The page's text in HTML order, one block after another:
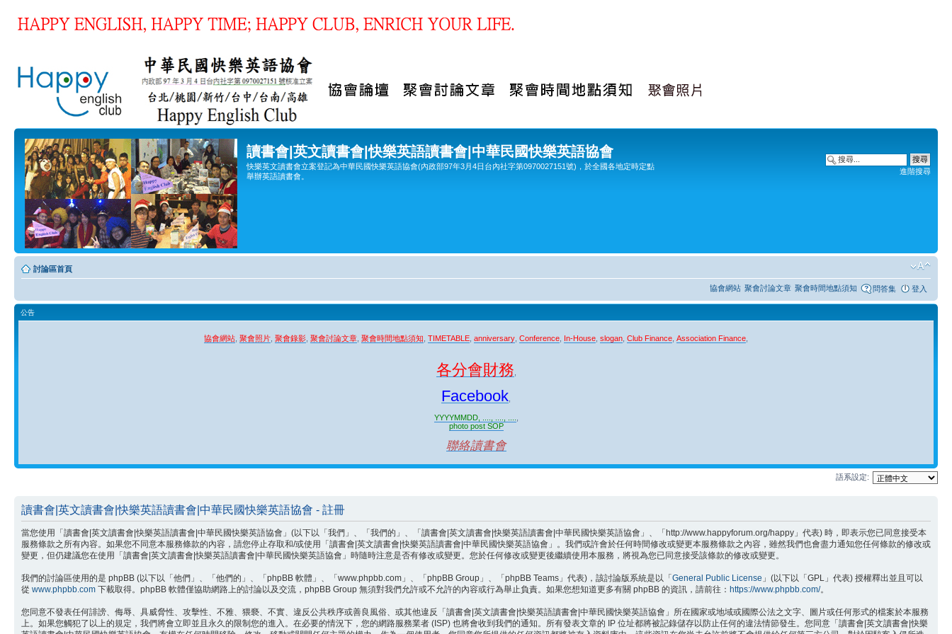
讀書會|英文讀書會|快樂英語讀書會|中華民國快樂英語協會
快樂英文讀書會立案登記為中華民國快樂英語協會(內政部97年3月4日台內社字第0970027151號)，於全國各地定時定點
舉辦英語讀書會。
進階搜尋
討論區首頁
協會網站 聚會討論文章 聚會時間地點須知 問答集 登入
公告
協會網站 聚會照片 聚會錄影 聚會討論文章 聚會時間地點須知 TIMETABLE anniversary Conference In-House slogan Club Finance Association Finance
各分會財務
Facebook
YYYYMMDD, ...., ...., ....
photo post SOP
聯絡讀書會
語系設定:
讀書會|英文讀書會|快樂英語讀書會|中華民國快樂英語協會 - 註冊
當您使用「讀書會|英文讀書會|快樂英語讀書會|中華民國快樂英語協會」(以下以「我們」、「我們的」、「讀書會|英文讀書會|快樂英語讀書會|中華民國快樂英語協會」、「http://www.happyforum.org/happy」代表) 時，即表示您已同意接受本
服務條款之所有內容。如果您不同意本服務條款的內容，請您停止存取和/或使用「讀書會|英文讀書會|快樂英語讀書會|中華民國快樂英語協會」。我們或許會於任何時間修改或變更本服務條款之內容，雖然我們也會盡力通知您任何條款的修改或
變更，但仍建議您在使用「讀書會|英文讀書會|快樂英語讀書會|中華民國快樂英語協會」時隨時注意是否有修改或變更。您於任何修改或變更後繼續使用本服務，將視為您已同意接受該條款的修改或變更。
我們的討論區使用的是 phpBB (以下以「他們」、「他們的」、「phpBB 軟體」、「www.phpbb.com」、「phpBB Group」、「phpBB Teams」代表)，該討論版系統是以「General Public License 」(以下以「GPL」代表) 授權釋出並且可以
從 www.phpbb.com 下載取得。phpBB 軟體僅協助網路上的討論以及交流，phpBB Group 無須對我們允許或不允許的內容或行為舉止負責。如果您想知道更多有關 phpBB 的資訊，請前往： https://www.phpbb.com/。
您同意不發表任何誹謗、侮辱、具威脅性、攻擊性、不雅、猥褻、不實、違反公共秩序或善良風俗、或其他違反「讀書會|英文讀書會|快樂英語讀書會|中華民國快樂英語協會」所在國家或地域或國際公法之文字、圖片或任何形式的檔案於本服務
上。如果您觸犯了以上的規定，我們將會立即並且永久的限制您的進入。在必要的情況下，您的網路服務業者 (ISP) 也將會收到我們的通知。所有發表文章的 IP 位址都將被記錄儲存以防止任何的違法情節發生。您同意「讀書會|英文讀書會|快樂